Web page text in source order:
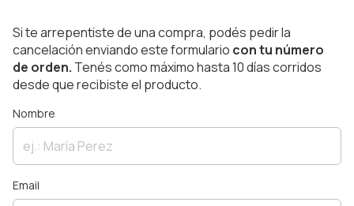
Si te arrepentiste de una compra, podés pedir la
cancelación enviando este formulario con tu número
de orden. Tenés como máximo hasta 10 días corridos
desde que recibiste el producto.
Nombre
Email